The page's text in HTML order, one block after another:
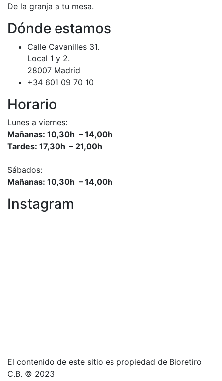
De la granja a tu mesa.
Dónde estamos
Calle Cavanilles 31.
Local 1 y 2.
28007 Madrid
+34 601 09 70 10
Horario
Lunes a viernes:
Mañanas: 10,30h – 14,00h
Tardes: 17,30h – 21,00h
Sábados:
Mañanas: 10,30h – 14,00h
Instagram
El contenido de este sitio es propiedad de Bioretiro
C.B. © 2023